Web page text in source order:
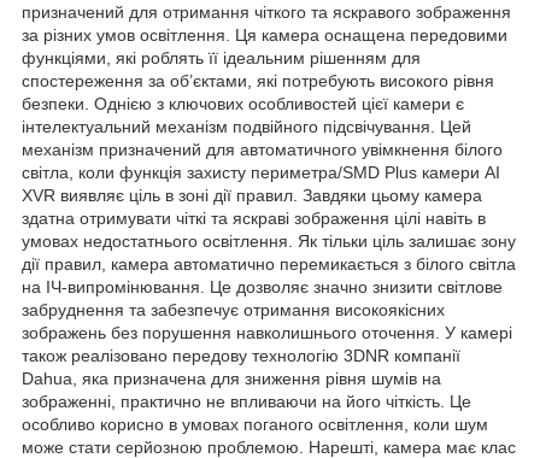
призначений для отримання чіткого та яскравого зображення
за різних умов освітлення. Ця камера оснащена передовими
функціями, які роблять її ідеальним рішенням для
спостереження за об’єктами, які потребують високого рівня
безпеки. Однією з ключових особливостей цієї камери є
інтелектуальний механізм подвійного підсвічування. Цей
механізм призначений для автоматичного увімкнення білого
світла, коли функція захисту периметра/SMD Plus камери AI
XVR виявляє ціль в зоні дії правил. Завдяки цьому камера
здатна отримувати чіткі та яскраві зображення цілі навіть в
умовах недостатнього освітлення. Як тільки ціль залишає зону
дії правил, камера автоматично перемикається з білого світла
на ІЧ-випромінювання. Це дозволяє значно знизити світлове
забруднення та забезпечує отримання високоякісних
зображень без порушення навколишнього оточення. У камері
також реалізовано передову технологію 3DNR компанії
Dahua, яка призначена для зниження рівня шумів на
зображенні, практично не впливаючи на його чіткість. Це
особливо корисно в умовах поганого освітлення, коли шум
може стати серйозною проблемою. Нарешті, камера має клас